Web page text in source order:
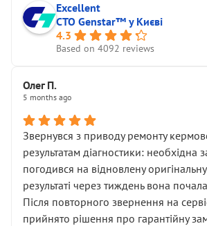
Excellent
СТО Genstar™ у Києві
4.3
Based on 4092 reviews
Олег П.
5 months ago
Звернувся з приводу ремонту
результатам діагностики: необхідна
погодився на відновлену
результаті через тиждень вона
Після повторного звернення на
прийнято рішення про гарантійну